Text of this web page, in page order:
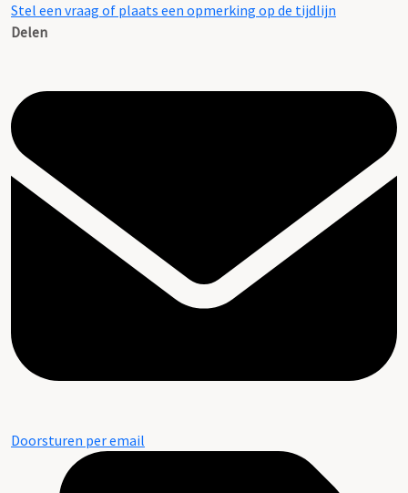
Stel een vraag of plaats een opmerking op de tijdlijn
Delen
Doorsturen per email